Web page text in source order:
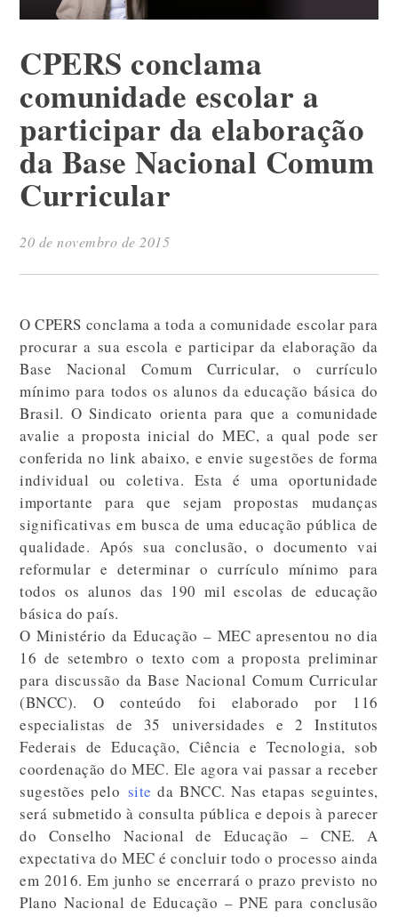
CPERS conclama
comunidade escolar a
participar da elaboração
da Base Nacional Comum
Curricular
20 de novembro de 2015
O CPERS conclama a toda a comunidade escolar para
procurar a sua escola e participar da elaboração da
Base Nacional Comum Curricular, o currículo
mínimo para todos os alunos da educação básica do
Brasil. O Sindicato orienta para que a comunidade
avalie a proposta inicial do MEC, a qual pode ser
conferida no link abaixo, e envie sugestões de forma
individual ou coletiva. Esta é uma oportunidade
importante para que sejam propostas mudanças
significativas em busca de uma educação pública de
qualidade. Após sua conclusão, o documento vai
reformular e determinar o currículo mínimo para
todos os alunos das 190 mil escolas de educação
básica do país.
O Ministério da Educação – MEC apresentou no dia
16 de setembro o texto com a proposta preliminar
para discussão da Base Nacional Comum Curricular
(BNCC). O conteúdo foi elaborado por 116
especialistas de 35 universidades e 2 Institutos
Federais de Educação, Ciência e Tecnologia, sob
coordenação do MEC. Ele agora vai passar a receber
sugestões pelo site da BNCC. Nas etapas seguintes,
será submetido à consulta pública e depois à parecer
do Conselho Nacional de Educação – CNE. A
expectativa do MEC é concluir todo o processo ainda
em 2016. Em junho se encerrará o prazo previsto no
Plano Nacional de Educação – PNE para conclusão